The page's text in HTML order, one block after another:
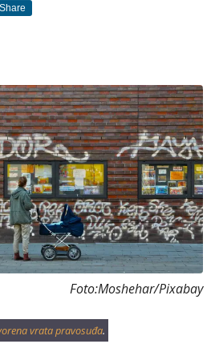
Share
Foto:Moshehar/Pixabay
vrata pravosuđa.